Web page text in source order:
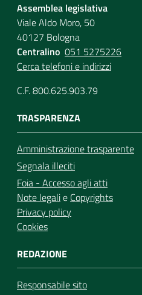
Assemblea legislativa
Viale Aldo Moro, 50
40127 Bologna
Centralino 051 5275226
Cerca telefoni e indirizzi
C.F. 800.625.903.79
TRASPARENZA
Amministrazione trasparente
Segnala illeciti
Foia - Accesso agli atti
Note legalie Copyrights
Privacy policy
Cookies
REDAZIONE
Responsabile sito